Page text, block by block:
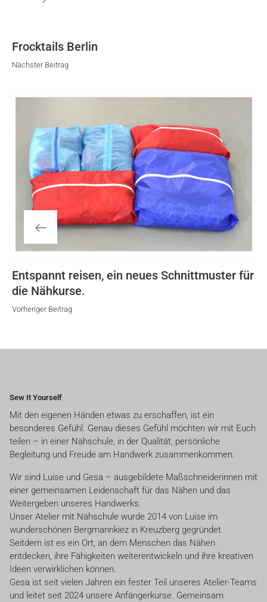
Frocktails Berlin
Nächster Beitrag
Entspannt reisen, ein neues Schnittmuster für
die Nähkurse.
Vorheriger Beitrag
Sew It Yourself
Mit den eigenen Händen etwas zu erschaffen, ist ein
besonderes Gefühl. Genau dieses Gefühl möchten wir mit Euch
teilen – in einer Nähschule, in der Qualität, persönliche
Begleitung und Freude am Handwerk zusammenkommen.
Wir sind Luise und Gesa – ausgebildete Maßschneiderinnen mit
einer gemeinsamen Leidenschaft für das Nähen und das
Weitergeben unseres Handwerks.
Unser Atelier mit Nähschule wurde 2014 von Luise im
wunderschönen Bergmannkiez in Kreuzberg gegründet.
Seitdem ist es ein Ort, an dem Menschen das Nähen
entdecken, ihre Fähigkeiten weiterentwickeln und ihre kreativen
Ideen verwirklichen können.
Gesa ist seit vielen Jahren ein fester Teil unseres Atelier-Teams
und leitet seit 2024 unsere Anfängerkurse. Gemeinsam